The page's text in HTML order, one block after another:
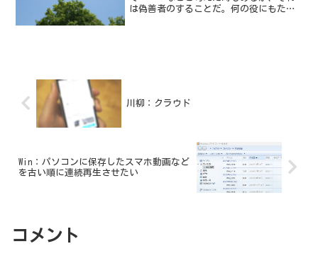
は偽善者のすることだ。何の役にもたた
川柳：クラウド
Win：パソコンに保存したスマホ動画など
を古い順に連続再生させたい
コメント